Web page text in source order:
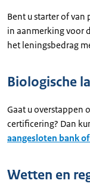
Bent u starter of
in aanmerking voor
het leningsbedrag
Biologische
Gaat u overstappen
certificering? Dan
aangesloten bank
Wetten en